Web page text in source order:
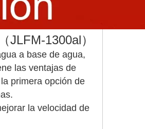
JLFM-1300al）
a base de agua,
las ventajas de
primera opción de
la velocidad de